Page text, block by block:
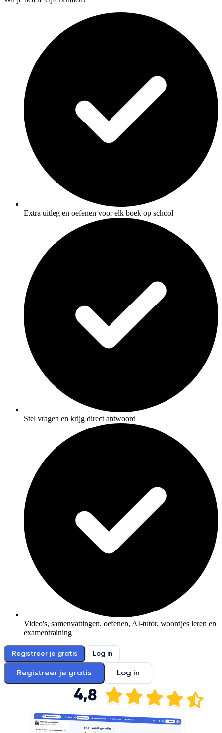
Extra uitleg en oefenen voor elk boek op school
Stel vragen en krijg direct antwoord
Video's, samenvattingen, oefenen, AI-tutor, woordjes leren en
examentraining
Registreer je gratis Log in
Registreer je gratis Log in